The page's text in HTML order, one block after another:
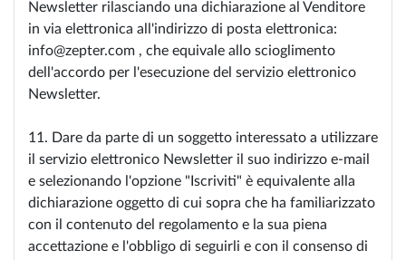
Newsletter rilasciando una dichiarazione al Venditore
in via elettronica all'indirizzo di posta elettronica:
info@zepter.com , che equivale allo scioglimento
dell'accordo per l'esecuzione del servizio elettronico
Newsletter.
11. Dare da parte di un soggetto interessato a utilizzare
il servizio elettronico Newsletter il suo indirizzo e-mail
e selezionando l'opzione "Iscriviti" è equivalente alla
dichiarazione oggetto di cui sopra che ha familiarizzato
con il contenuto del regolamento e la sua piena
accettazione e l'obbligo di seguirli e con il consenso di